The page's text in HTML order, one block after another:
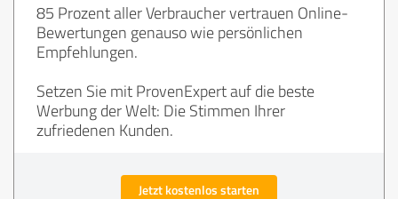
85 Prozent aller Verbraucher vertrauen Online-
Bewertungen genauso wie persönlichen
Empfehlungen.
Setzen Sie mit ProvenExpert auf die beste
Werbung der Welt: Die Stimmen Ihrer
zufriedenen Kunden.
Jetzt kostenlos starten